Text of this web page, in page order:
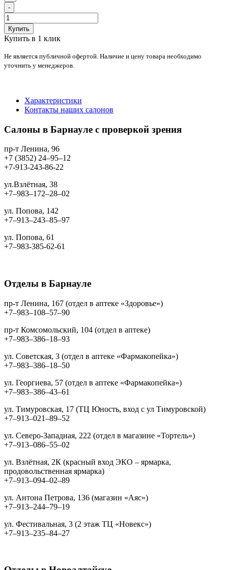
-
Купить
Купить в 1 клик
Не является публичной офертой. Наличие и цену товара необходимо
уточнить у менеджеров.
Характеристики
Контакты наших салонов
Салоны в Барнауле с проверкой зрения
пр-т Ленина, 96
+7 (3852) 24‒95‒12
+7-913-243-86-22
ул.Взлётная, 38
+7‒983‒172‒28‒02
ул. Попова, 142
+7‒913‒243‒85‒97
ул. Попова, 61
+7‒983-385-62-61
Отделы в Барнауле
пр-т Ленина, 167 (отдел в аптеке «Здоровье»)
+7‒983‒108‒57‒90
пр-т Комсомольский, 104 (отдел в аптеке)
+7‒983‒386‒18‒93
ул. Советская, 3 (отдел в аптеке «Фармакопейка»)
+7‒983‒386‒18‒50
ул. Георгиева, 57 (отдел в аптеке «Фармакопейка»)
+7‒983‒386‒43‒61
ул. Тимуровская, 17 (ТЦ Юность, вход с ул Тимуровской)
+7‒913‒021‒89‒52
ул. Северо-Западная, 222 (отдел в магазине «Тортель»)
+7‒913‒086‒55‒02
ул. Взлётная, 2К (красный вход ЭКО – ярмарка,
продовольственная ярмарка)
+7‒913‒094‒02‒89
ул. Антона Петрова, 136 (магазин «Аяс»)
+7‒913‒244‒79‒19
ул. Фестивальная, 3 (2 этаж ТЦ «Новекс»)
+7‒913‒235‒84‒27